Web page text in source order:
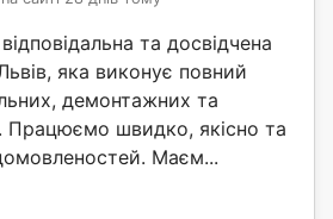
та досвідчена
яка виконує повний
демонтажних та
Працюємо швидко, якісно та
Маєм...